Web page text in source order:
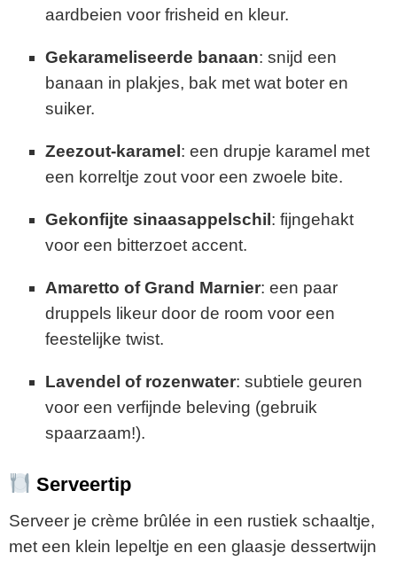
aardbeien voor frisheid en kleur.
Gekarameliseerde banaan: snijd een
banaan in plakjes, bak met wat boter en
suiker.
Zeezout-karamel : een drupje karamel met
een korreltje zout voor een zwoele bite.
Gekonfijte sinaasappelschil : fijngehakt
voor een bitterzoet accent.
Amaretto ofGrand Marnier: een paar
druppels likeur door de room voor een
feestelijke twist.
Lavendel of rozenwater: subtiele geuren
voor een verfijnde beleving (gebruik
spaarzaam!).
Serveertip
Serveer je crème brûlée in een rustiek schaaltje,
met een klein lepeltje en een glaasje dessertwijn